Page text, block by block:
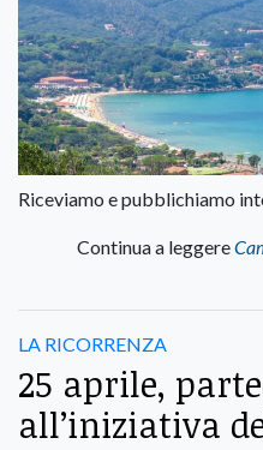
Riceviamo e pubblichiamo
Continua a leggere
LA RICORRENZA
25 aprile,
all’iniziativa